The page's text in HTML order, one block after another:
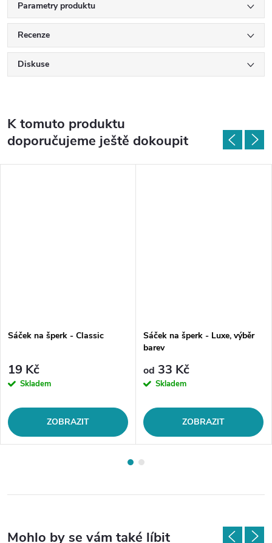
Parametry produktu
Recenze
Diskuse
K tomuto produktu
doporučujeme ještě dokoupit
Sáček na šperk - Classic
19 Kč
Skladem
ZOBRAZIT
Sáček na šperk - Luxe, výběr
barev
od 33 Kč
Skladem
ZOBRAZIT